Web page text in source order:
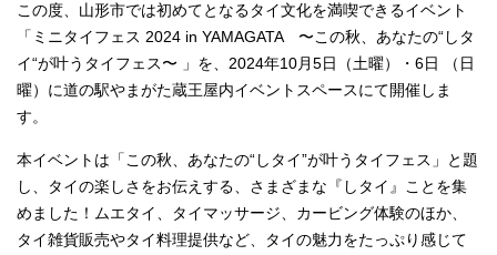
この度、山形市では初めてとなるタイ文化を満喫できるイベント
「ミニタイフェス 2024 in YAMAGATA 〜この秋、あなたの“しタ
イ“が叶うタイフェス〜 」を、2024年10月5日（土曜）・6日 （日
曜）に道の駅やまがた蔵王屋内イベントスペースにて開催しま
す。
本イベントは「この秋、あなたの“しタイ”が叶うタイフェス」と題
し、タイの楽しさをお伝えする、さまざまな『しタイ』ことを集
めました！ムエタイ、タイマッサージ、カービング体験のほか、
タイ雑貨販売やタイ料理提供など、タイの魅力をたっぷり感じて